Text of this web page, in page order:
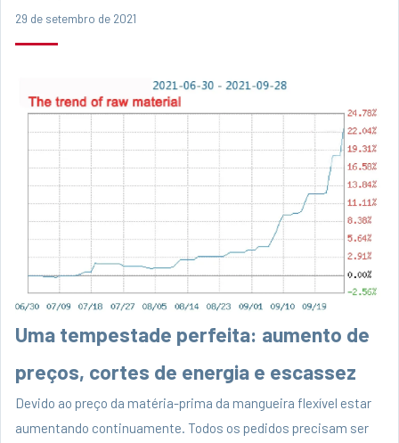
29 de setembro de 2021
Uma tempestade perfeita: aumento de
preços, cortes de energia e escassez
Devido ao preço da matéria-prima da mangueira flexível estar
aumentando continuamente. Todos os pedidos precisam ser